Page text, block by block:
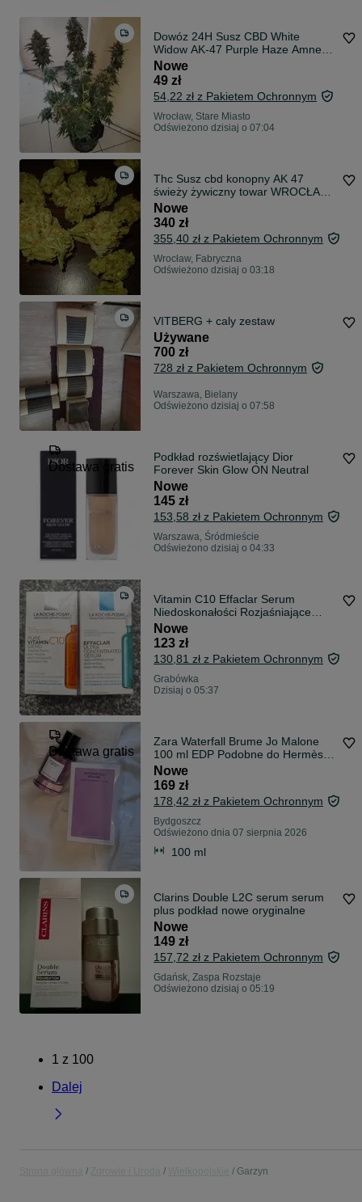
Dowóz 24H Susz CBD White
Widow AK-47 Purple Haze Amnesia
THC <0,3%
Nowe
49 zł
54,22 zł z Pakietem Ochronnym
Wrocław, Stare Miasto
Odświeżono dzisiaj o 07:04
Thc Susz cbd konopny AK 47
świeży żywiczny towar WROCŁAW
odbiór osobisty 10g
Nowe
340 zł
355,40 zł z Pakietem Ochronnym
Wrocław, Fabryczna
Odświeżono dzisiaj o 03:18
VITBERG + caly zestaw
Używane
700 zł
728 zł z Pakietem Ochronnym
Warszawa, Bielany
Odświeżono dzisiaj o 07:58
Dostawa gratis
Podkład rozświetlający Dior
Forever Skin Glow ON Neutral
Nowe
145 zł
153,58 zł z Pakietem Ochronnym
Warszawa, Śródmieście
Odświeżono dzisiaj o 04:33
Vitamin C10 Effaclar Serum
Niedoskonałości Rozjaśniające
Regenerujące Trądzik La Roche
Posay
Nowe
123 zł
130,81 zł z Pakietem Ochronnym
Grabówka
Dzisiaj o 05:37
Dostawa gratis
Zara Waterfall Brume Jo Malone
100 ml EDP Podobne do Hermès
Le Jardin viral wycofane perfumy
Nowe
169 zł
178,42 zł z Pakietem Ochronnym
Bydgoszcz
Odświeżono dnia 07 sierpnia 2026
100 ml
Clarins Double L2C serum serum
plus podkład nowe oryginalne
Nowe
149 zł
157,72 zł z Pakietem Ochronnym
Gdańsk, Zaspa Rozstaje
Odświeżono dzisiaj o 05:19
1 z 100
Dalej
Garzyn